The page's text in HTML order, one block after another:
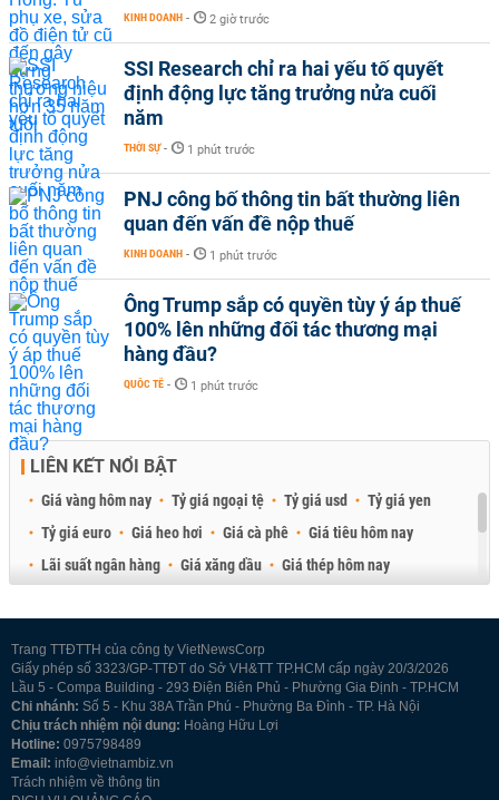
KINH DOANH - 2 giờ trước
SSI Research chỉ ra hai yếu tố quyết
định động lực tăng trưởng nửa cuối
năm
THỜI SỰ - 1 phút trước
PNJ công bố thông tin bất thường liên
quan đến vấn đề nộp thuế
KINH DOANH - 1 phút trước
Ông Trump sắp có quyền tùy ý áp thuế
100% lên những đối tác thương mại
hàng đầu?
QUỐC TẾ - 1 phút trước
LIÊN KẾT NỔI BẬT
Giá vàng hôm nay Tỷ giá ngoại tệ Tỷ giá usd
Tỷ giá yen
Tỷ giá euro
Giá heo hơi Giá cà phê
Giá tiêu hôm nay
Lãi suất ngân hàng
Giá xăng dầu
Giá thép hôm nay
Trang TTĐTTH của công ty VietNewsCorp
Giấy phép số 3323/GP-TTĐT do Sở VH&TT TP.HCM cấp ngày 20/3/2026
Lầu 5 - Compa Building - 293 Điện Biên Phủ - Phường Gia Định - TP.HCM
Chi nhánh: Số 5 - Khu 38A Trần Phú - Phường Ba Đình - TP. Hà Nội
Chịu trách nhiệm nội dung: Hoàng Hữu Lợi
Hotline: 0975798489
Email: info@vietnambiz.vn
Trách nhiệm về thông tin